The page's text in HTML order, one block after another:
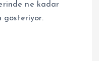
ne kadar
gösteriyor.